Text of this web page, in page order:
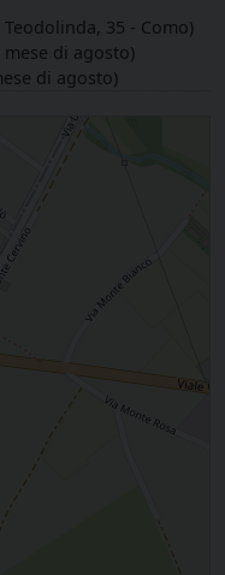
Teodolinda, 35 - Como)
mese di agosto)
di agosto)